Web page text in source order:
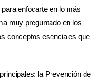
enfocarte en lo más
muy preguntado en los
conceptos esenciales que
la Prevención de